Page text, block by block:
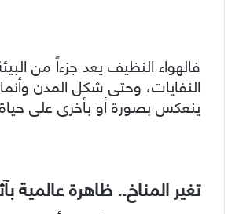
فالهواء النظيف يعد جزءاً من
النفايات، وحتى شكل المدن
ينعكس بصورة أو بأخرى على
تغير المناخ.. ظاهرة عالمية